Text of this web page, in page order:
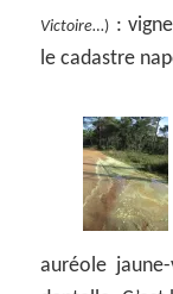
Victoire…) :
le cadastre
auréole